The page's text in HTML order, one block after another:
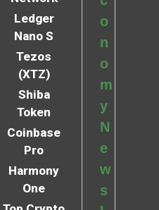
Ledger
Nano S
Tezos
(XTZ)
Shiba
Token
Coinbase
Pro
Harmony
One
o
n
o
m
y
N
e
w
s